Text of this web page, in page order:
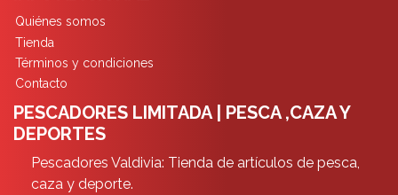
Quiénes somos
Tienda
Términos y condiciones
Contacto
PESCADORES LIMITADA | PESCA ,CAZA Y
DEPORTES
Pescadores Valdivia: Tienda de artículos de pesca,
caza y deporte.